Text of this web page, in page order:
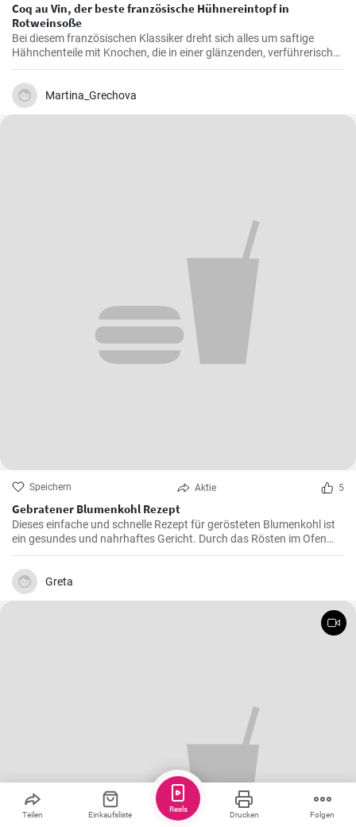
Coq au Vin, der beste französische Hühnereintopf in
Rotweinsoße
Bei diesem französischen Klassiker dreht sich alles um saftige
Hähnchenteile mit Knochen, die in einer glänzenden, verführerisch
dunklen und reichhaltigen Rotweinsauce geschmort werden.
Martina_Grechova
Speichern Aktie 5
Gebratener Blumenkohl Rezept
Dieses einfache und schnelle Rezept für gerösteten Blumenkohl ist
ein gesundes und nahrhaftes Gericht. Durch das Rösten im Ofen
erhält der Blumenkohl einen wunderbar süßen und nussigen
Geschmack. Servieren Sie ihn als Beilage oder als Hauptgericht.
Greta
Teilen Einkaufsliste Drucken Folgen
Reels